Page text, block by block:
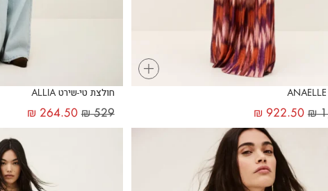
+
₪
₪ 922.50
חולצת טי-שירט ALLIA
₪529
₪ 264.50